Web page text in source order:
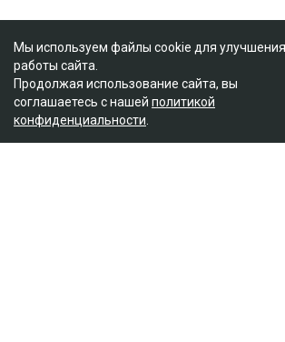
Мы используем файлы cookie для улучшения
работы сайта.
Продолжая использование сайта, вы
соглашаетесь с нашей политикой
конфиденциальности